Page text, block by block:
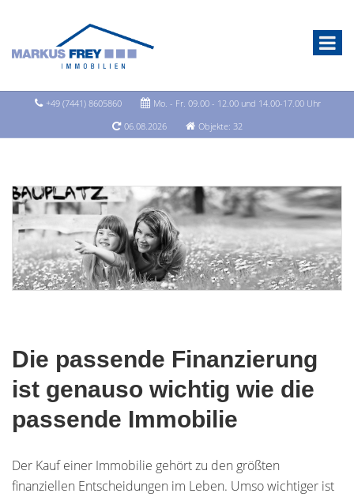
+49 (7441) 8605860
Mo. - Fr. 09.00 - 12.00 und 14.00-17.00 Uhr
06.08.2026
Objekte: 32
Die passende Finanzierung
ist genauso wichtig wie die
passende Immobilie
Der Kauf einer Immobilie gehört zu den größten
finanziellen Entscheidungen im Leben. Umso wichtiger ist